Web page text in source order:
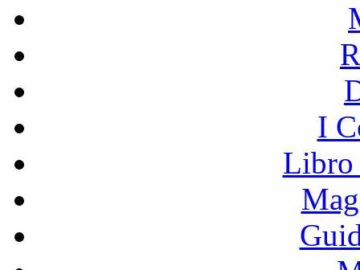
I
Libro